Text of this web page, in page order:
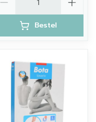
Bestel